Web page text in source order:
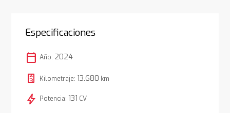
Especificaciones
calendar_today Año: 2024
Kilometraje: 13.680 km
bolt Potencia: 131 CV